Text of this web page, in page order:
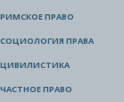
РИМСКОЕ ПРАВО
СОЦИОЛОГИЯ ПРАВА
ЦИВИЛИСТИКА
ЧАСТНОЕ ПРАВО